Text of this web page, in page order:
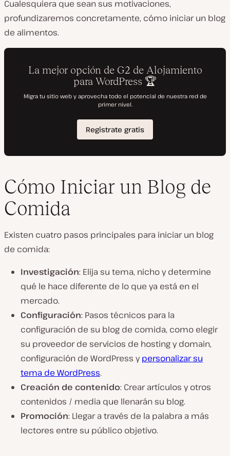
Cualesquiera que sean sus motivaciones,
profundizaremos concretamente, cómo iniciar un blog
de alimentos.
Cómo Iniciar un Blog de
Comida
Existen cuatro pasos principales para iniciar un blog
de comida:
Investigación: Elija su tema, nicho y determine
qué le hace diferente de lo que ya está en el
mercado.
Configuración: Pasos técnicos para la
configuración de su blog de comida, como elegir
su proveedor de servicios de hosting y domain,
configuración de WordPress ypersonalizar su
tema de WordPress.
Creación de contenido: Crear artículos y otros
contenidos / media que llenarán su blog.
Promoción: Llegar a través de la palabra a más
lectores entre su público objetivo.